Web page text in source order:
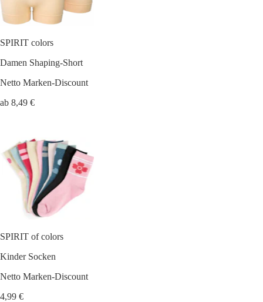
SPIRIT colors
Damen Shaping-Short
Netto Marken-Discount
ab 8,49 €
SPIRIT of colors
Kinder Socken
Netto Marken-Discount
4,99 €